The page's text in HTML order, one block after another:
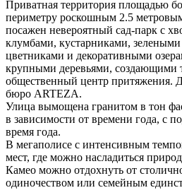
Приватная территория площадью
периметру роскошным 2.5
посажен невероятный сад-парк c
клумбами, кустарниками,
цветниками и декоративными
крупными деревьями, создающими
общественный центр притяжения.
бюро ARTEZA.
Улица вымощена гранитом в тон
в зависимости от времени года, с
время года.
В мегаполисе с интенсивным
мест, где можно насладиться
Камео можно отдохнуть от
одиночеством или семейным